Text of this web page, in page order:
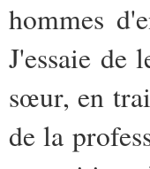
hommes
J'essaie de
sœur, en
de la